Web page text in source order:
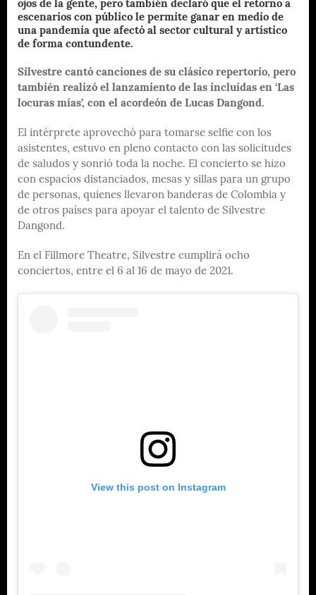
ojos de la gente, pero también declaró que el retorno a
escenarios con público le permite ganar en medio de
una pandemia que afectó al sector cultural y artístico
de forma contundente.
Silvestre cantó canciones de su clásico repertorio, pero
también realizó el lanzamiento de las incluidas en ‘Las
locuras mías’, con el acordeón de Lucas Dangond.
El intérprete aprovechó para tomarse selfie con los
asistentes, estuvo en pleno contacto con las solicitudes
de saludos y sonrió toda la noche. El concierto se hizo
con espacios distanciados, mesas y sillas para un grupo
de personas, quienes llevaron banderas de Colombia y
de otros países para apoyar el talento de Silvestre
Dangond.
En el Fillmore Theatre, Silvestre cumplirá ocho
conciertos, entre el 6 al 16 de mayo de 2021.
View this post on Instagram